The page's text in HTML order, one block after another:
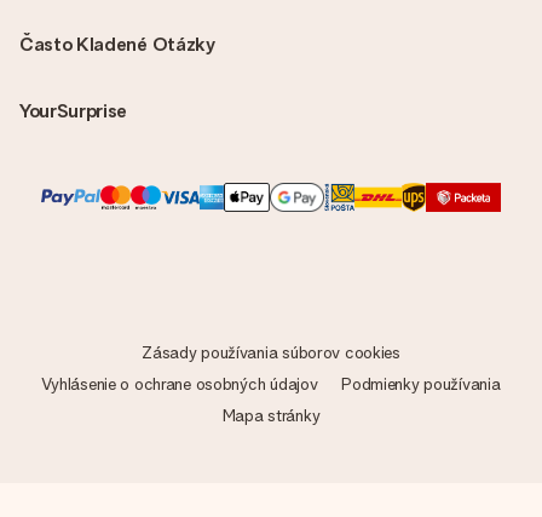
Často Kladené Otázky
YourSurprise
Zásady používania súborov cookies
Vyhlásenie o ochrane osobných údajov
Podmienky používania
Mapa stránky